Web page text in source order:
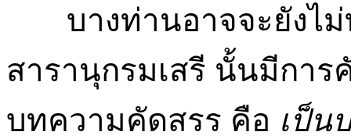
บางท่านอาจจะยังไม่
สารานุกรมเสรี นั้นมีการ
บทความคัดสรร คือ เป็น